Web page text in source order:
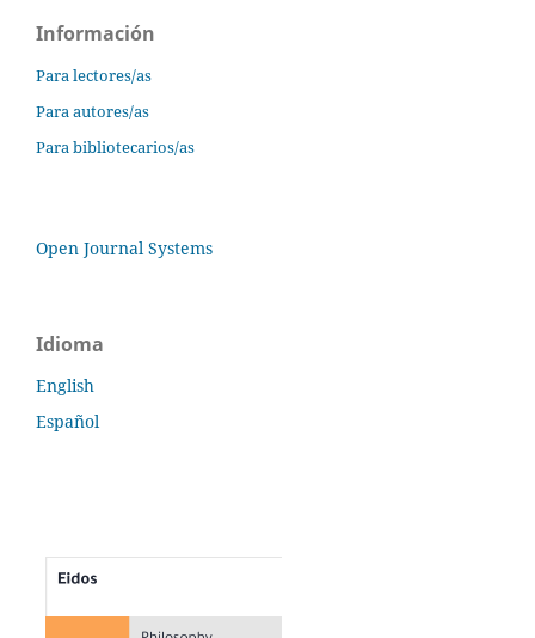
Información
Para lectores/as
Para autores/as
Para bibliotecarios/as
Open Journal Systems
Idioma
English
Español